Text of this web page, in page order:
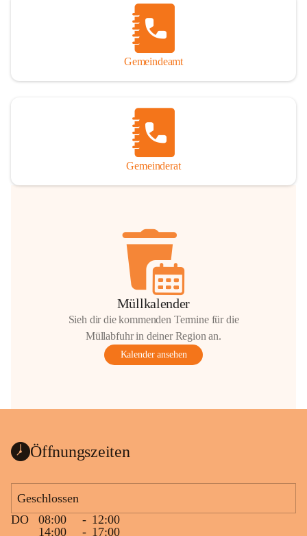
Gemeindeamt
Gemeinderat
Müllkalender
Sieh dir die kommenden Termine für die
Müllabfuhr in deiner Region an.
Kalender ansehen
Öffnungszeiten
Geschlossen
DO
08:00 - 12:00
14:00
- 17:00